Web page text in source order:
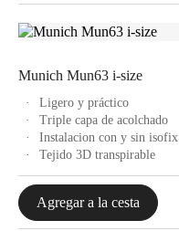
Munich Mun63 i-size
Ligero y práctico
Triple capa de acolchado
Instalacion con y sin isofix
Tejido 3D transpirable
Agregar a la cesta